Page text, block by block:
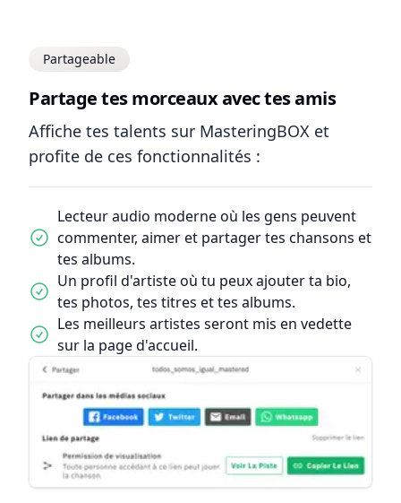
Partageable
Partage tes morceaux avec tes amis
Affiche tes talents sur MasteringBOX et
profite de ces fonctionnalités :
Lecteur audio moderne où les gens peuvent
commenter, aimer et partager tes chansons et
tes albums.
Un profil d'artiste où tu peux ajouter ta bio,
tes photos, tes titres et tes albums.
Les meilleurs artistes seront mis en vedette
sur la page d'accueil.